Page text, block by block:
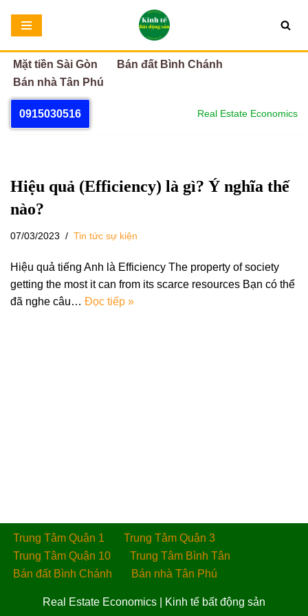
Chuyển
tới
nội
dung
Mặt tiền Sài Gòn
Bán đất Bình Chánh
Bán nhà Tân Phú
0915030516 Real Estate Economics
Hiệu quả (Efficiency) là gì? Ý nghĩa thế
nào?
07/03/2023 Tin tức sự kiện
Hiệu quả tiếng Anh là Efficiency The property of society
getting the most it can from its scarce resources Bạn có thể
đã nghe câu… Đọc tiếp »
Trung Tâm Quận 1
Trung Tâm Quận 3
Trung Tâm Quận 10
Trung Tâm Bình Tân
Bán đất Bình Chánh
Bán nhà Tân Phú
Real Estate Economics Kinh tế bất động sản